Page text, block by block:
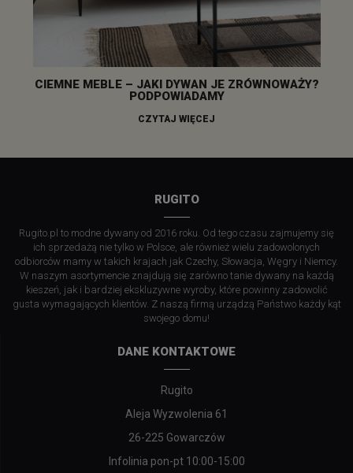
CIEMNE MEBLE – JAKI DYWAN JE ZRÓWNOWAŻY?
PODPOWIADAMY
CZYTAJ WIĘCEJ
RUGITO
Rugito.pl to modne dywany od 2016 roku. Od tego czasu zajmujemy się
ich sprzedażą nie tylko w Polsce, ale również wielu zadowolonych
odbiorców mamy w takich krajach jak Czechy, Słowacja, Węgry i Niemcy.
W naszym asortymencie znajdują się zarówno tanie dywany na każdą
kieszeń, jak i bardziej ekskluzywne wyroby, które powinny zadowolić
gusta wymagających klientów. Z naszą firmą urządzą Państwo każdy kąt
swojego domu!
DANE KONTAKTOWE
Rugito
Aleja Wyzwolenia 61
26-225 Gowarczów
Infolinia pon-pt 10:00-15:00